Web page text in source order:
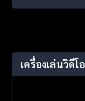
เครื่องเล่นวิดีโอ